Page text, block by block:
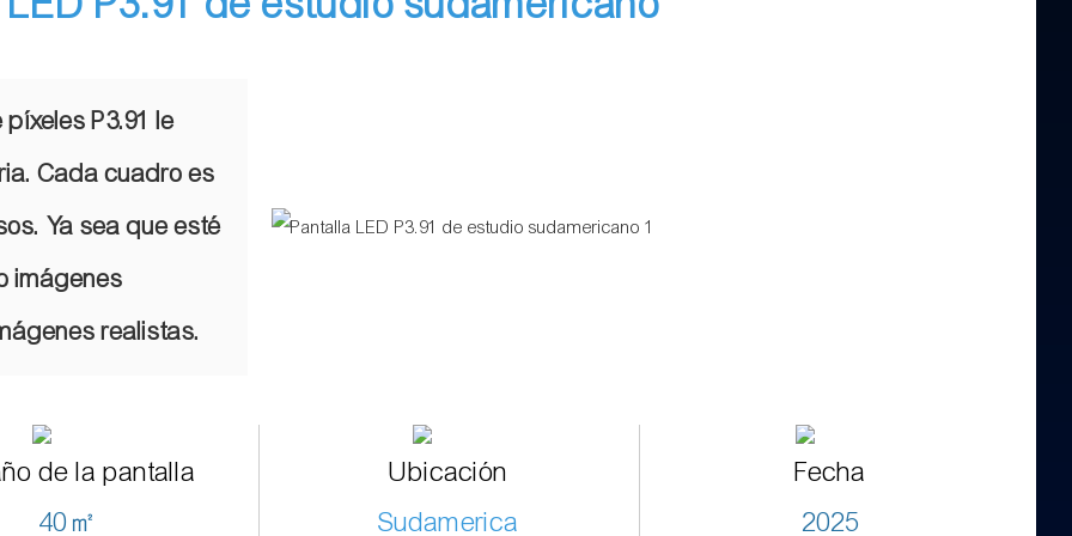
P3.91 le
Cada cuadro es
Ya sea que esté
imágenes
realistas.
de la pantalla
40㎡
Ubicación
Sudamerica
Fecha
2025